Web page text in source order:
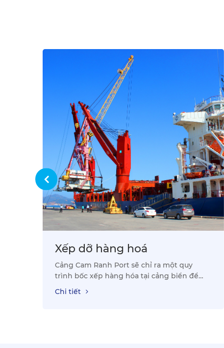
Xếp dỡ hàng hoá
Cảng Cam Ranh Port sẽ chỉ ra một quy
trình bốc xếp hàng hóa tại cảng biển để
Quý Doanh nghiệp nắm rõ.
Chi tiết